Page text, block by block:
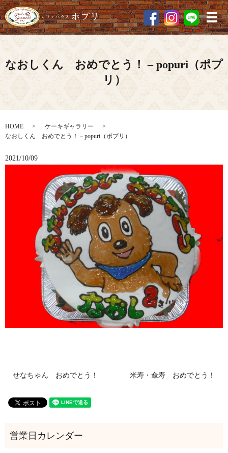
メ
なおしくん おめでとう！ – popuri（ポプ
リ）
HOME
ケーキギャラリー
なおしくん おめでとう！ – popuri（ポプリ）
2021/10/09
せなちゃん おめでとう！ 米寿・傘寿 おめでとう！